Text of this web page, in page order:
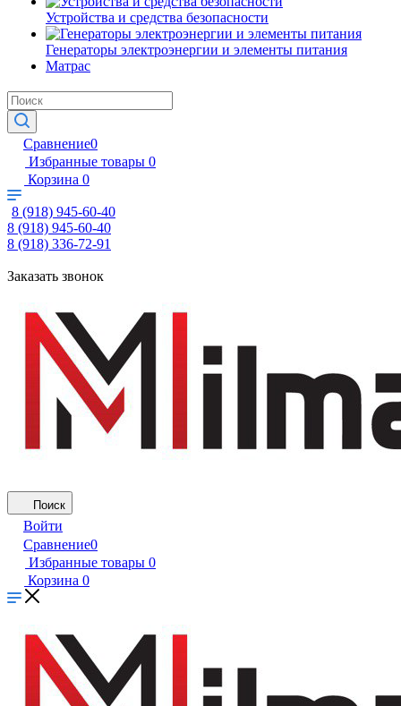
Устройства и средства безопасности
Генераторы электроэнергии и элементы питания
Матрас
Сравнение0
Избранные товары 0
Корзина 0
8 (918) 945-60-40
8 (918) 945-60-40
8 (918) 336-72-91
Заказать звонок
Поиск
Войти
Сравнение0
Избранные товары 0
Корзина 0